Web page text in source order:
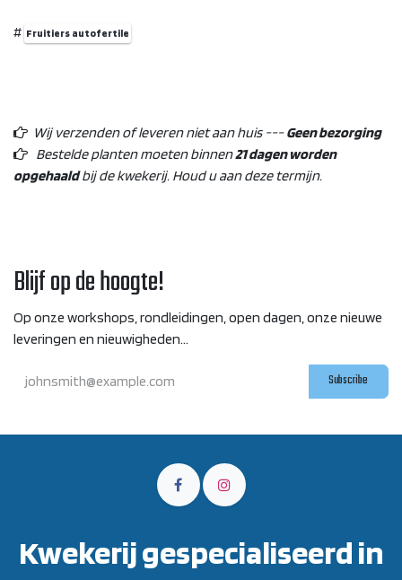
# Fruitiers autofertile
Wij verzenden of leveren niet aan huis ---Geen bezorging
Bestelde planten moeten binnen21 dagen worden
opgehaaldbij de kwekerij. Houd u aan deze termijn.
Blijf op de hoogte!
Op onze workshops, rondleidingen, open dagen, onze nieuwe
leveringen en nieuwigheden...
Subscribe
Kwekerij gespecialiseerd in